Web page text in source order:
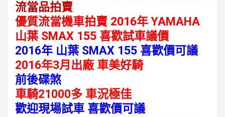
流當品拍賣
優質流當機車拍賣 2016年 YAMAHA
山葉 SMAX 155 喜歡試車議價
2016年 山葉 SMAX 155 喜歡價可議
2016年3月出廠 車美好騎
前後碟煞
車騎21000多 車況極佳
歡迎現場試車 喜歡價可議